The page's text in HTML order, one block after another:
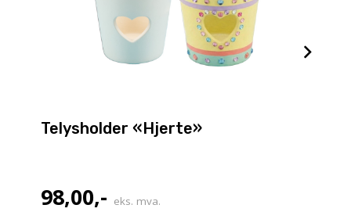
Telysholder «Hjerte»
98,00,- eks. mva.